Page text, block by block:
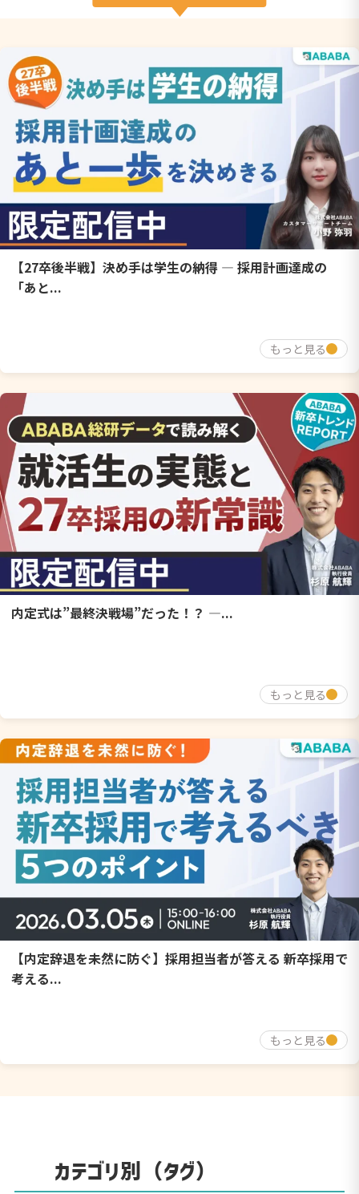
【27卒後半戦】決め手は学生の納得 ― 採用計画達成の
「あと...
もっと見る
内定式は”最終決戦場”だった！？ ―...
もっと見る
【内定辞退を未然に防ぐ】採用担当者が答える 新卒採用で
考える...
もっと見る
カテゴリ別（タグ）